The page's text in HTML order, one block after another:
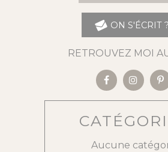
ON S'ÉCRIT ?
RETROUVEZ MOI
Aucune